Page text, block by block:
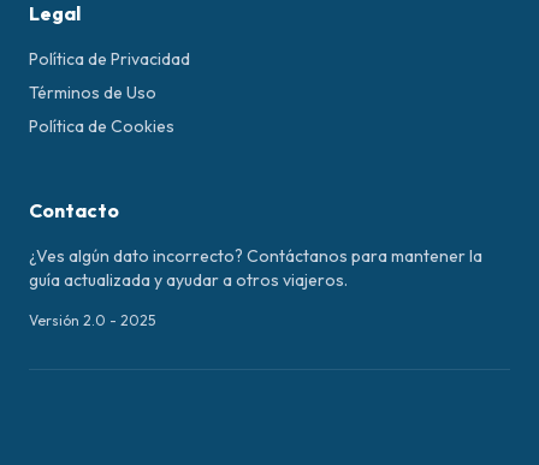
Legal
Política de Privacidad
Términos de Uso
Política de Cookies
Contacto
¿Ves algún dato incorrecto? Contáctanos para mantener la
guía actualizada y ayudar a otros viajeros.
Versión 2.0 - 2025